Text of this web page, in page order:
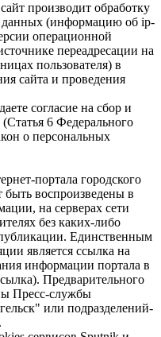
производит обработку
данных (информацию об ip-
операционной
переадресации на
пользователя) в
сайта и проведения
согласие на сбор и
6 Федерального
о персональных
портала городского
быть воспроизведены в
на серверах сети
без каких-либо
Единственным
является ссылка на
информации портала в
Предварительного
Пресс-службы
или подразделений-